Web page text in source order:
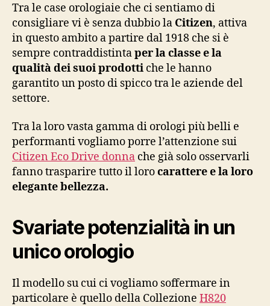
Tra le case orologiaie che ci sentiamo di
consigliare vi è senza dubbio la Citizen, attiva
in questo ambito a partire dal 1918 che si è
sempre contraddistintaper la classe e la
qualità dei suoi prodotti che le hanno
garantito un posto di spicco tra le aziende del
settore.
Tra la loro vasta gamma di orologi più belli e
performanti vogliamo porre l’attenzione sui
Citizen Eco Drive donna che già solo osservarli
fanno trasparire tutto il lorocarattere e la loro
elegante bellezza.
Svariate potenzialità in un
unico orologio
Il modello su cui ci vogliamo soffermare in
particolare è quello della Collezione H820